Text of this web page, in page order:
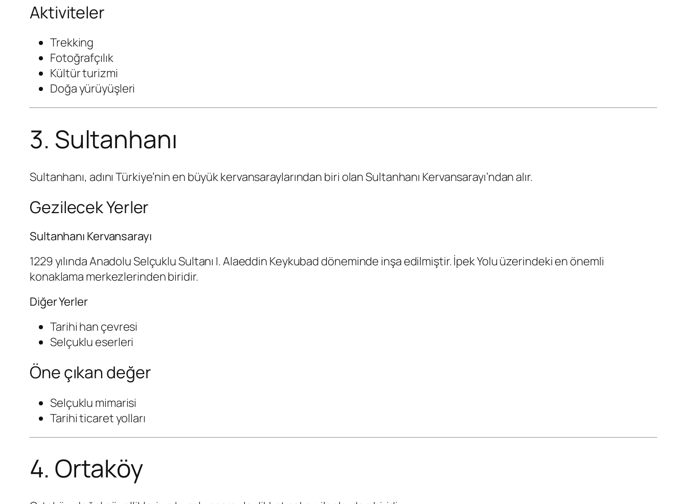
Aktiviteler
Trekking
Fotoğrafçılık
Kültür turizmi
Doğa yürüyüşleri
3. Sultanhanı
Sultanhanı, adını Türkiye’nin en büyük kervansaraylarından biri olan Sultanhanı Kervansarayı’ndan alır.
Gezilecek Yerler
Sultanhanı Kervansarayı
1229 yılında Anadolu Selçuklu Sultanı I. Alaeddin Keykubad döneminde inşa edilmiştir. İpek Yolu üzerindeki en önemli
konaklama merkezlerinden biridir.
Diğer Yerler
Tarihi han çevresi
Selçuklu eserleri
Öne çıkan değer
Selçuklu mimarisi
Tarihi ticaret yolları
4. Ortaköy